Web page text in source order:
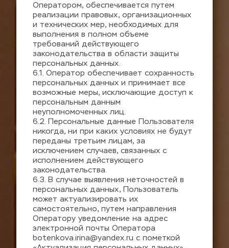
Оператором, обеспечивается путем
реализации правовых, организационных
и технических мер, необходимых для
выполнения в полном объеме
требований действующего
законодательства в области защиты
персональных данных.
6.1. Оператор обеспечивает сохранность
персональных данных и принимает все
возможные меры, исключающие доступ к
персональным данным
неуполномоченных лиц.
6.2. Персональные данные Пользователя
никогда, ни при каких условиях не будут
переданы третьим лицам, за
исключением случаев, связанных с
исполнением действующего
законодательства.
6.3. В случае выявления неточностей в
персональных данных, Пользователь
может актуализировать их
самостоятельно, путем направления
Оператору уведомление на адрес
botenkova.irina@yandex.ru с пометкой